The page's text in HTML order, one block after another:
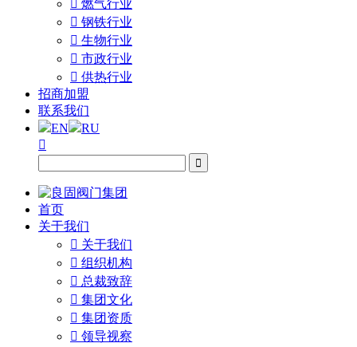
 燃气行业
 钢铁行业
 生物行业
 市政行业
 供热行业
招商加盟
联系我们
EN
RU


首页
关于我们
 关于我们
 组织机构
 总裁致辞
 集团文化
 集团资质
 领导视察